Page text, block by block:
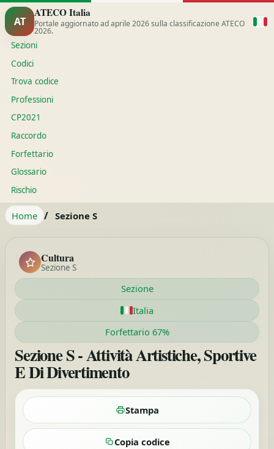
AT
ATECO Italia
Portale aggiornato ad aprile 2026 sulla classificazione ATECO
2026.
Sezioni
Codici
Trova codice
Professioni
CP2021
Raccordo
Forfettario
Glossario
Rischio
Home / Sezione S
Cultura
Sezione S
Sezione
Italia
Forfettario 67%
Sezione S - Attività Artistiche, Sportive
E Di Divertimento
Stampa
Copia codice